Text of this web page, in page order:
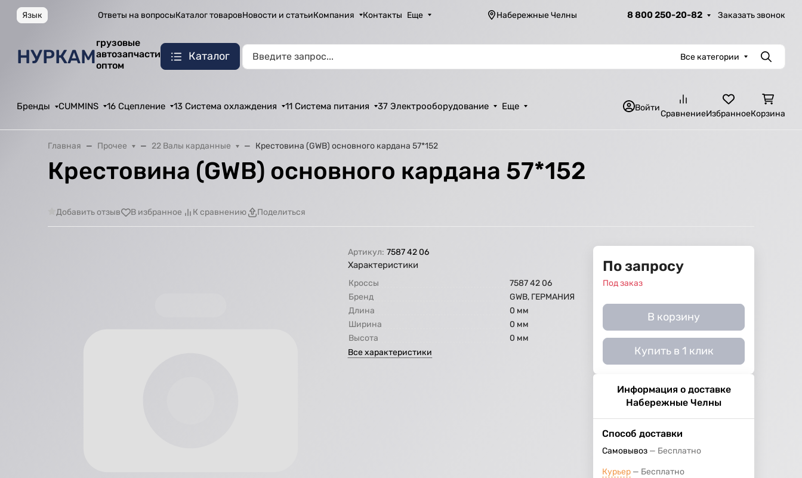
Язык Ответы на вопросыКаталог товаровНовости и статьиКомпания Контакты Еще Набережные Челны 8 800 250-20-82 Заказать звонок
НУРКАМ
грузовые
автозапчасти
оптом
Каталог Все категории Поиск
Бренды CUMMINS 16 Сцепление 13 Система охлаждения 11 Система питания 37 Электрооборудование Еще Войти
СравнениеИзбранноеКорзина
Главная Прочее 22 Валы карданные Крестовина (GWB) основного кардана 57*152
Крестовина (GWB) основного кардана 57*152
Добавить отзыв В избранное К сравнению Поделиться
Артикул: 7587 42 06
Характеристики
Кроссы
7587 42 06
Бренд
GWB, ГЕРМАНИЯ
Длина
0 мм
Ширина
0 мм
Высота
0 мм
Все характеристики
По запросу
Под заказ
В корзину
Купить в 1 клик
Информация о доставке
Набережные Челны
Способ доставки
Самовывоз Бесплатно
Курьер Бесплатно